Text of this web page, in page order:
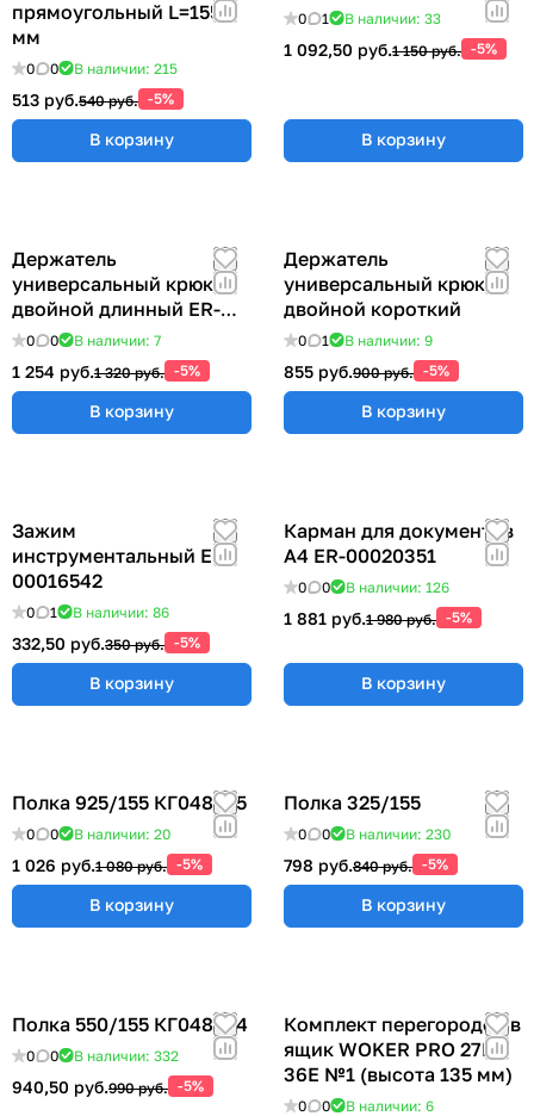
прямоугольный L=155
мм
0 0 В наличии: 215
513 руб.540 руб. -5%
В корзину
0 1 В наличии: 33
1 092,50 руб.1 150 руб. -5%
В корзину
Держатель
универсальный крюк
двойной длинный ER-
00012769
0 0 В наличии: 7
1 254 руб.1 320 руб. -5%
В корзину
Держатель
универсальный крюк
двойной короткий
0 1 В наличии: 9
855 руб.900 руб. -5%
В корзину
Зажим
инструментальный ER-
00016542
0 1 В наличии: 86
332,50 руб.350 руб. -5%
В корзину
Карман для документов
А4 ER-00020351
0 0 В наличии: 126
1 881 руб.1 980 руб. -5%
В корзину
Полка 925/155 КГ048825
0 0 В наличии: 20
1 026 руб.1 080 руб. -5%
В корзину
Полка 325/155
0 0 В наличии: 230
798 руб.840 руб. -5%
В корзину
Полка 550/155 КГ048824
0 0 В наличии: 332
940,50 руб.990 руб. -5%
Комплект перегородок в
ящик WOKER PRO 27E х
36E №1 (высота 135 мм)
0 0 В наличии: 6